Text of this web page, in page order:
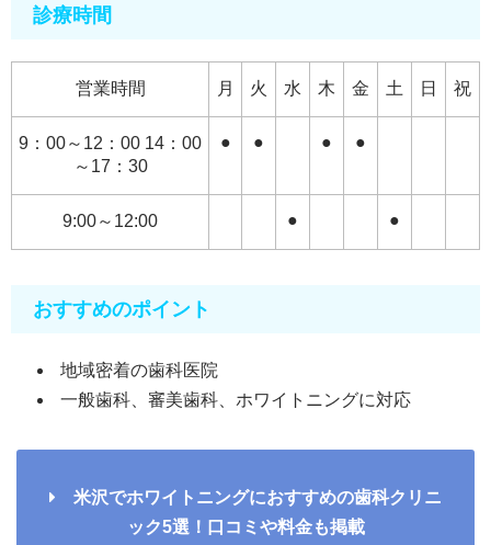
診療時間
営業時間 月 火 水 木 金 土 日 祝
9：00～12：00 14：00
～17：30
● ● ● ●
9:00～12:00 ● ●
おすすめのポイント
地域密着の歯科医院
一般歯科、審美歯科、ホワイトニングに対応
米沢でホワイトニングにおすすめの歯科クリニ
ック5選！口コミや料金も掲載